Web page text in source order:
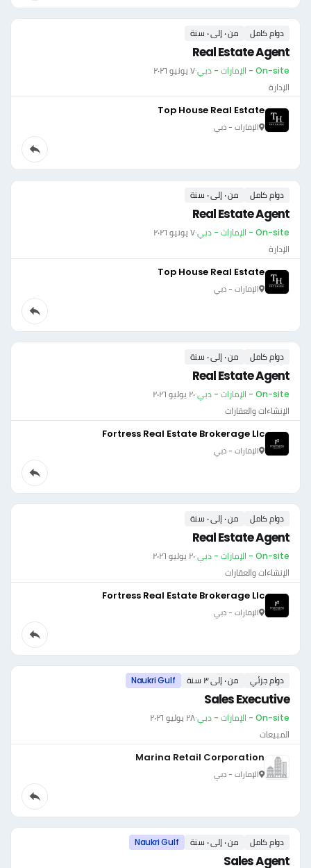
دوام كامل من ٠ إلى ٠ سنة
Real Estate Agent
On-site - الإمارات - دبي ·٧ يونيو ٢٠٢٦
الإدارة
Top House Real Estate
الإمارات - دبي
دوام كامل من ٠ إلى ٠ سنة
Real Estate Agent
On-site - الإمارات - دبي ·٧ يونيو ٢٠٢٦
الإدارة
Top House Real Estate
الإمارات - دبي
دوام كامل من ٠ إلى ٠ سنة
Real Estate Agent
On-site - الإمارات - دبي ·٢٠ يوليو ٢٠٢٦
الإنشاءات والعقارات
Fortress Real Estate Brokerage Llc
الإمارات - دبي
دوام كامل من ٠ إلى ٠ سنة
Real Estate Agent
On-site - الإمارات - دبي ·٢٠ يوليو ٢٠٢٦
الإنشاءات والعقارات
Fortress Real Estate Brokerage Llc
الإمارات - دبي
دوام جزئي من ٠ إلى ٣ سنة Naukri Gulf
Sales Executive
On-site - الإمارات - دبي ·٢٨ يوليو ٢٠٢٦
المبيعات
Marina Retail Corporation
الإمارات - دبي
دوام كامل من ٠ إلى ٠ سنة Naukri Gulf
Sales Agent